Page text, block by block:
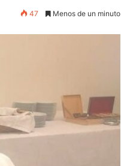
47 Menos de un minuto